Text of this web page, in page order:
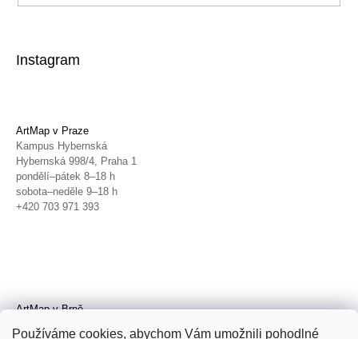
Používáme cookies, abychom Vám umožnili pohodlné
Instagram
ArtMap v Praze
Kampus Hybernská
Hybernská 998/4, Praha 1
pondělí–pátek 8–18 h
sobota–neděle 9–18 h
+420 703 971 393
ArtMap v Brně